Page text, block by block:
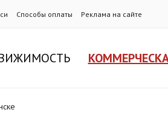
Способы оплаты Реклама на сайте